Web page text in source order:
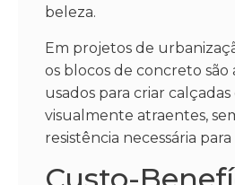
beleza.
Em projetos de
os blocos de concreto
usados para criar
visualmente atraentes,
resistência necessária